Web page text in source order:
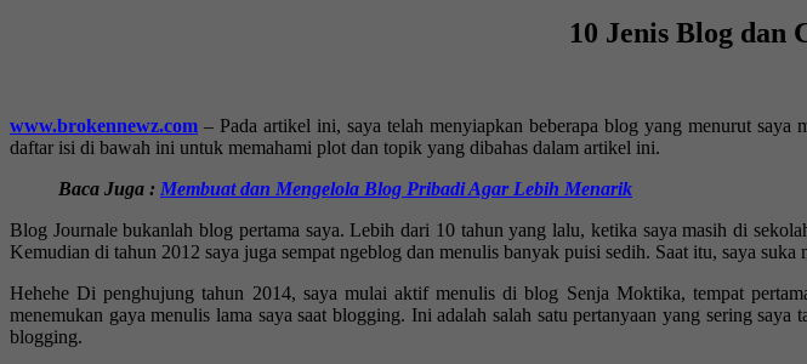
10 Jenis Blog
www.brokennewz.com – Pada artikel ini, saya telah menyiapkan beberapa blog yang menurut saya
daftar isi di bawah ini untuk memahami plot dan topik yang dibahas dalam artikel ini.
Baca Juga : Membuat dan Mengelola Blog Pribadi Agar Lebih Menarik
Blog Journale bukanlah blog pertama saya. Lebih dari 10 tahun yang lalu, ketika saya masih di
Kemudian di tahun 2012 saya juga sempat ngeblog dan menulis banyak puisi sedih. Saat itu, saya
Hehehe Di penghujung tahun 2014, saya mulai aktif menulis di blog Senja Moktika, tempat
menemukan gaya menulis lama saya saat blogging. Ini adalah salah satu pertanyaan yang sering
blogging.